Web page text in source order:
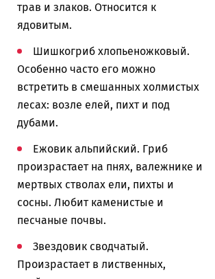
трав и злаков. Относится к
ядовитым.
Шишкогриб хлопьеножковый.
Особенно часто его можно
встретить в смешанных холмистых
лесах: возле елей, пихт и под
дубами.
Ежовик альпийский. Гриб
произрастает на пнях, валежнике и
мертвых стволах ели, пихты и
сосны. Любит каменистые и
песчаные почвы.
Звездовик сводчатый.
Произрастает в лиственных,